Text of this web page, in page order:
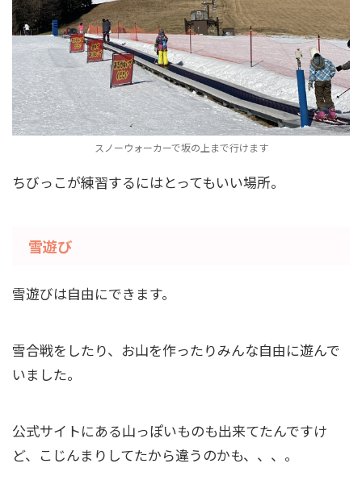
スノーウォーカーで坂の上まで行けます
ちびっこが練習するにはとってもいい場所。
雪遊び
雪遊びは自由にできます。
雪合戦をしたり、お山を作ったりみんな自由に遊んで
いました。
公式サイトにある山っぽいものも出来てたんですけ
ど、こじんまりしてたから違うのかも、、、。